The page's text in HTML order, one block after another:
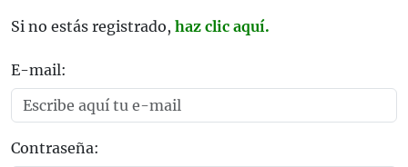
Si no estás registrado, haz clic aquí.
E-mail:
Contraseña: